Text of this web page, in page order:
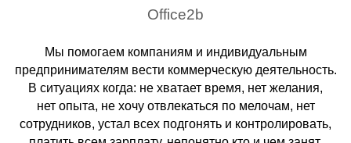
Office2b
Мы помогаем компаниям и индивидуальным
предпринимателям вести коммерческую деятельность.
В ситуациях когда: не хватает время, нет желания,
нет опыта, не хочу отвлекаться по мелочам, нет
сотрудников, устал всех подгонять и контролировать,